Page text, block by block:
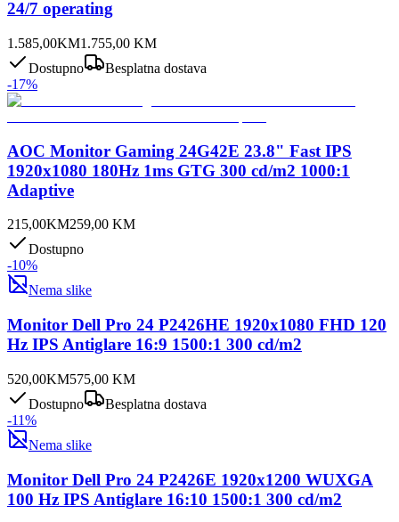
24/7 operating
1.585,00KM1.755,00 KM
Dostupno
Besplatna dostava
-17%
AOC Monitor Gaming 24G42E 23.8" Fast IPS
1920x1080 180Hz 1ms GTG 300 cd/m2 1000:1
Adaptive
215,00KM259,00 KM
Dostupno
-10%
Nema slike
Monitor Dell Pro 24 P2426HE 1920x1080 FHD 120
Hz IPS Antiglare 16:9 1500:1 300 cd/m2
520,00KM575,00 KM
Dostupno
Besplatna dostava
-11%
Nema slike
Monitor Dell Pro 24 P2426E 1920x1200 WUXGA
100 Hz IPS Antiglare 16:10 1500:1 300 cd/m2